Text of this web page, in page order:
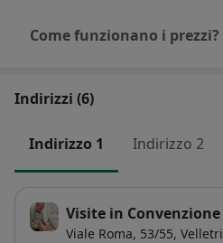
Come funzionano i prezzi?
Indirizzi (6)
Indirizzo 1 Indirizzo 2
Visite in Convenzione
Viale Roma, 53/55, Velletri